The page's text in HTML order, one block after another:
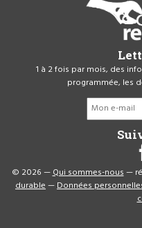
1 à 2 fois par mois, des
programmée, les
© 2026 —Qui sommes-nous—
durable—Données